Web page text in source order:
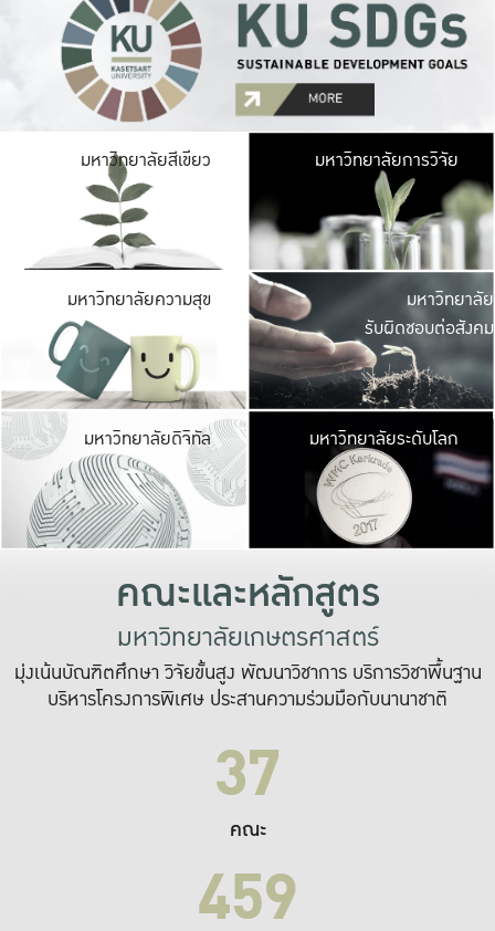
มหาวิทยาลัยสีเขียว มหาวิ
มีพื้นที่เขียวสดใส
เป็นป่าในเมือง เกษต
มหาวิทยาลัยการวิจัย
มหาวิทยาลัยความสุข มหาวิ
ค
เปิดประ
และพบเรื่องราวใ
มหาวิทยาลัย
รับผิดชอบต่อสังคม
มหาวิทยาลัยดิจิทัล มหาวิ
เปลี่ยนแปลง แล
เพื่อทำง
ระบบสารสนเทศ
มหาวิทยาลัยระดับโลก
คณะและหลักสูตร
มหาวิทยาลัยเกษตรศาสตร์
มุ่งเน้นบัณฑิตศึกษา วิจัยขั้นสูง พัฒนาวิชาการ บริการวิชาพื้นฐาน
บริหารโครงการพิเศษ ประสานความร่วมมือกับนานาชาติ
37
คณะ
459